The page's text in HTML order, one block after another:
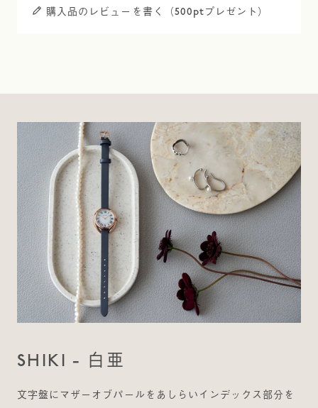
購入品のレビューを書く（500ptプレゼント）
SHIKI - 白亜
文字盤にマザーオブパールをあしらいインデックス部分を